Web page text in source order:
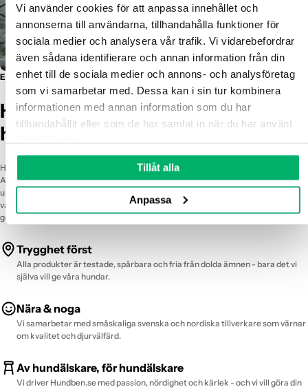
Vi använder cookies för att anpassa innehållet och
annonserna till användarna, tillhandahålla funktioner för
sociala medier och analysera vår trafik. Vi vidarebefordrar
även sådana identifierare och annan information från din
enhet till de sociala medier och annons- och analysföretag
som vi samarbetar med. Dessa kan i sin tur kombinera
informationen med annan information som du har
tillhandahållit eller som de har samlat in när du har använt
Tillåt alla
Anpassa
Vår filosofi är enkel:
Välkommen till vår flock.
E-post:kundservice@hundben.se
Organisationsnummer: 5594935107
Har du frågor eller funderingar? Vi är här för dig och ser fram emot
En trygg plats för dig som älskar din hund - lika mycket som vi älskar våra.
Hundben.se - med hjärtat för
hunden
Hundben.se är fött ur en personlig resa – från sorg till passion. Vi, Gabriel och
Amanda, förlorade tilliten till industrin när vår älskade Maddox blev sjuk av ett
undermåligt tuggben. Det blev starten på vårt uppdrag: att skapa en butik där
varje produkt är noga utvald, transparent och säker. Allt du hittar hos oss kan du
ge till din hund med stolthet och lugn.
Trygghet först
Alla produkter är testade, spårbara och fria från dolda ämnen - bara det vi
själva vill ge våra hundar.
Nära & noga
Vi samarbetar med småskaliga svenska och nordiska tillverkare som värnar
om kvalitet och djurvälfärd.
Av hundälskare, för hundälskare
Vi driver Hundben.se med passion, nördighet och kärlek - och vi vill göra din